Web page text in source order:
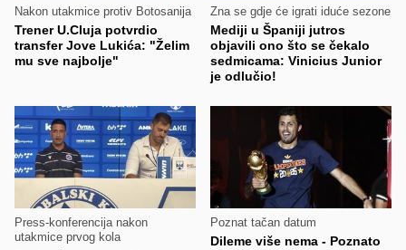
Nakon utakmice protiv Botosanija
Trener U.Cluja potvrdio
transfer Jove Lukića: "Želim
mu sve najbolje"
Zna se gdje će igrati iduće sezone
Mediji u Španiji jutros
objavili ono što se čekalo
sedmicama: Vinicius Junior
je odlučio!
Press-konferencija nakon
utakmice prvog kola
Poznat tačan datum
Dileme više nema - Poznato